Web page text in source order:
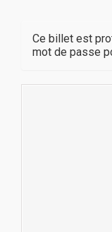
Ce billet est
mot de passe